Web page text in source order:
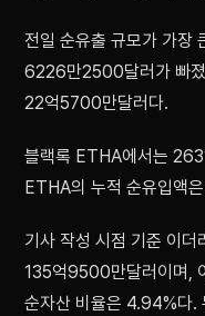
전일 순유출 규모가 가장
6226만2500달러가 빠
22억5700만달러다.
블랙록 ETHA에서는
ETHA의 누적 순유입액
기사 작성 시점 기준 이
135억9500만달러이며,
순자산 비율은 4.94%다.